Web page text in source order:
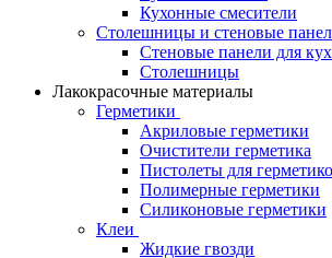
Кухонные смесители
Столешницы и стеновые
Стеновые панели для
Столешницы
Лакокрасочные материалы
Герметики
Акриловые герметики
Очистители герметика
Пистолеты для
Полимерные герметики
Силиконовые герметики
Клеи
Жидкие гвозди